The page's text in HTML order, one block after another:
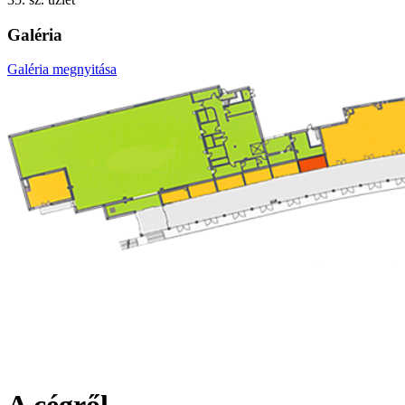
Galéria
Galéria megnyitása